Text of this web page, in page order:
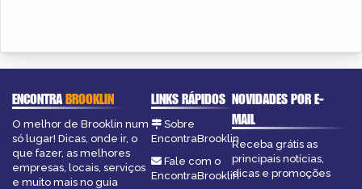
ENCONTRABROOKLIN
O melhor de Brooklin num
só lugar! Dicas, onde ir, o
que fazer, as melhores
empresas, locais, serviços
e muito mais no guia
LINKS RÁPIDOS
Sobre
EncontraBrooklin
Fale com o
EncontraBrooklin
NOVIDADES POR E-
MAIL
Receba grátis as
principais notícias,
dicas e promoções